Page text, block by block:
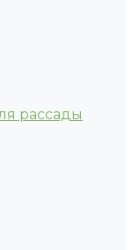
рассады